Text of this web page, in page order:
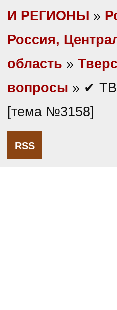
И РЕГИОНЫ »
Россия,
область »
вопросы » ✔
[тема №3158]
RSS